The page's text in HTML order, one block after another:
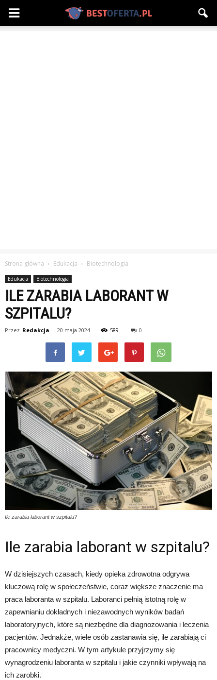
Strona główna Edukacja Biotechnologia
Edukacja Biotechnologia
ILE ZARABIA LABORANT W
SZPITALU?
Przez Redakcja - 20 maja 2024 589 0
Ile zarabia laborant w szpitalu?
Ile zarabia laborant w szpitalu?
W dzisiejszych czasach, kiedy opieka zdrowotna odgrywa
kluczową rolę w społeczeństwie, coraz większe znaczenie ma
praca laboranta w szpitalu. Laboranci pełnią istotną rolę w
zapewnianiu dokładnych i niezawodnych wyników badań
laboratoryjnych, które są niezbędne dla diagnozowania i leczenia
pacjentów. Jednakże, wiele osób zastanawia się, ile zarabiają ci
pracownicy medyczni. W tym artykule przyjrzymy się
wynagrodzeniu laboranta w szpitalu i jakie czynniki wpływają na
ich zarobki.